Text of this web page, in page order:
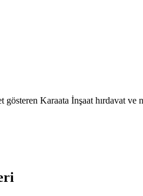
gösteren Karaata İnşaat hırdavat